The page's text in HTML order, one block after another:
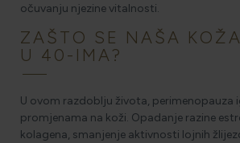
TREBALI ZABORAVITI KOŽU
očuvanju njezine vitalnosti.
ZAŠTO SE NAŠA KOŽA MIJENJA
U 40-IMA?
U ovom razdoblju života, perimenopauza
promjenama na koži. Opadanje razine
kolagena, smanjenje aktivnosti lojnih